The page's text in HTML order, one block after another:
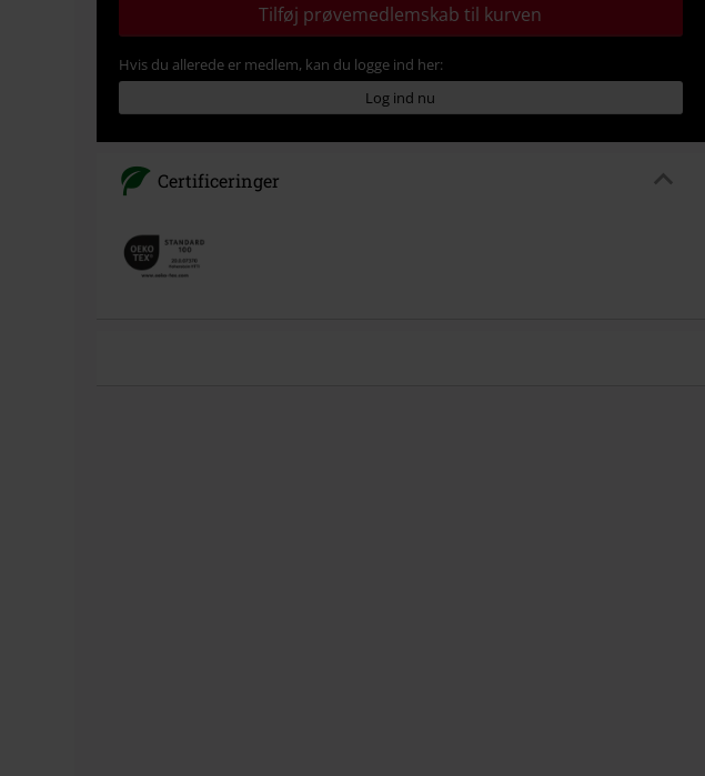
Tilføj prøvemedlemskab til kurven
Hvis du allerede er medlem, kan du logge ind her:
Log ind nu
Certificeringer